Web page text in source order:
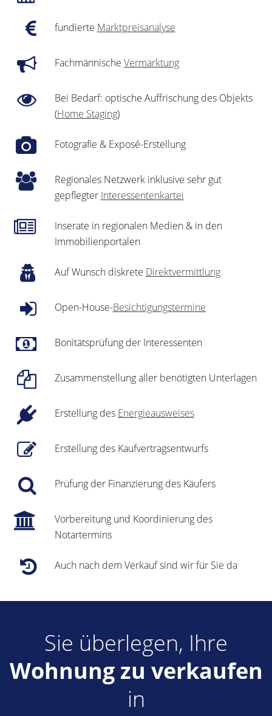
fundierte Marktpreisanalyse
Fachmännische Vermarktung
Bei Bedarf: optische Auffrischung des Objekts
(Home Staging)
Fotografie & Exposé-Erstellung
Regionales Netzwerk inklusive sehr gut
gepflegter Interessentenkartei
Inserate in regionalen Medien & in den
Immobilienportalen
Auf Wunsch diskrete Direktvermittlung
Open-House-Besichtigungstermine
Bonitätsprüfung der Interessenten
Zusammenstellung aller benötigten Unterlagen
Erstellung des Energieausweises
Erstellung des Kaufvertragsentwurfs
Prüfung der Finanzierung des Käufers
Vorbereitung und Koordinierung des
Notartermins
Auch nach dem Verkauf sind wir für Sie da
Sie überlegen, Ihre
Wohnung zu verkaufen
in